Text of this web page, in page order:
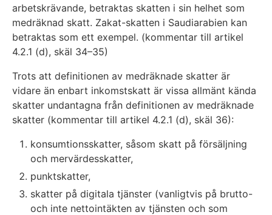
arbetskrävande, betraktas skatten i sin helhet som
medräknad skatt. Zakat-skatten i Saudiarabien kan
betraktas som ett exempel. (kommentar till artikel
4.2.1 (d), skäl 34–35)
Trots att definitionen av medräknade skatter är
vidare än enbart inkomstskatt är vissa allmänt kända
skatter undantagna från definitionen av medräknade
skatter (kommentar till artikel 4.2.1 (d), skäl 36):
konsumtionsskatter, såsom skatt på försäljning
och mervärdesskatter,
punktskatter,
skatter på digitala tjänster (vanligtvis på brutto-
och inte nettointäkten av tjänsten och som